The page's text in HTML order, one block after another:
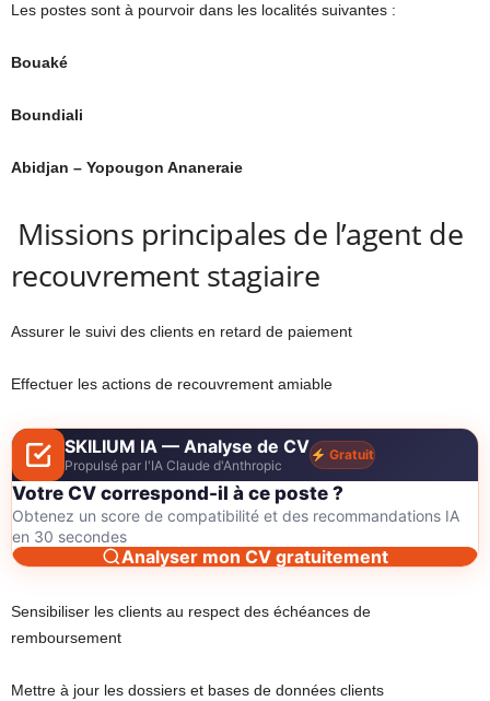
Les postes sont à pourvoir dans les localités suivantes :
Bouaké
Boundiali
Abidjan – Yopougon Ananeraie
Missions principales de l’agent de
recouvrement stagiaire
Assurer le suivi des clients en retard de paiement
Effectuer les actions de recouvrement amiable
SKILIUM IA — Analyse de CV
Propulsé par l'IA Claude d'Anthropic
Gratuit
Votre CV correspond-il à ce poste ?
Obtenez un score de compatibilité et des recommandations IA
en 30 secondes
Analyser mon CV gratuitement
Sensibiliser les clients au respect des échéances de
remboursement
Mettre à jour les dossiers et bases de données clients